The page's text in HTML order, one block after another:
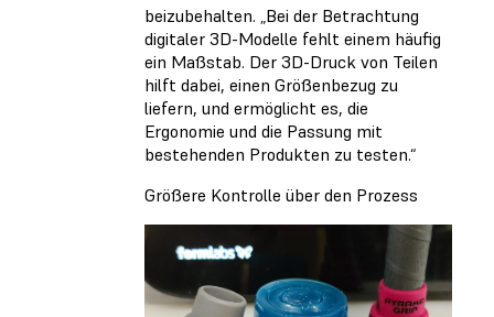
beizubehalten. „Bei der Betrachtung
digitaler 3D-Modelle fehlt einem häufig
ein Maßstab. Der 3D-Druck von Teilen
hilft dabei, einen Größenbezug zu
liefern, und ermöglicht es, die
Ergonomie und die Passung mit
bestehenden Produkten zu testen.“
Größere Kontrolle über den Prozess